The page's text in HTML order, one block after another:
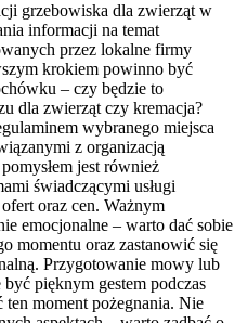
grzebowiska dla zwierząt w
informacji na temat
przez lokalne firmy
krokiem powinno być
– czy będzie to
dla zwierząt czy kremacja?
wybranego miejsca
z organizacją
jest również
świadczącymi usługi
oraz cen. Ważnym
emocjonalne – warto dać sobie
momentu oraz zastanowić się
Przygotowanie mowy lub
pięknym gestem podczas
moment pożegnania. Nie